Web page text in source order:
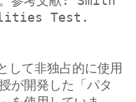
Test.
して非独占的に使用
が開発した「パタ